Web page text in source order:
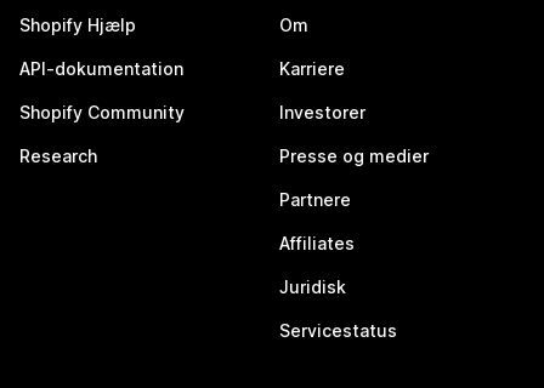
Shopify Hjælp
API-dokumentation
Shopify Community
Research
Om
Karriere
Investorer
Presse og medier
Partnere
Affiliates
Juridisk
Servicestatus